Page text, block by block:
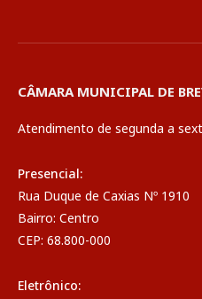
CÂMARA MUNICIPAL DE
Atendimento de segunda a
Presencial:
Rua Duque de Caxias Nº 1910
Bairro: Centro
CEP: 68.800-000
Eletrônico: